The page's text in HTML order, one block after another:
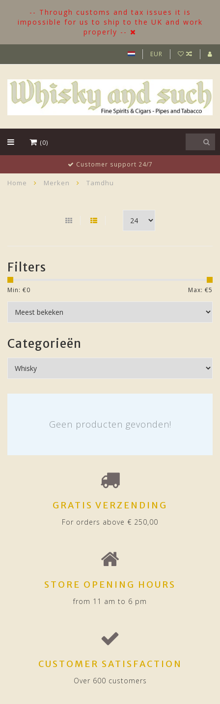
-- Through customs and tax issues it is
impossible for us to ship to the UK and work
properly --
EUR
(0)
Customer support 24/7
Home Merken Tamdhu
Filters
Min: €0 Max: €5
Categorieën
Geen producten gevonden!
GRATIS VERZENDING
For orders above € 250,00
STORE OPENING HOURS
from 11 am to 6 pm
CUSTOMER SATISFACTION
Over 600 customers